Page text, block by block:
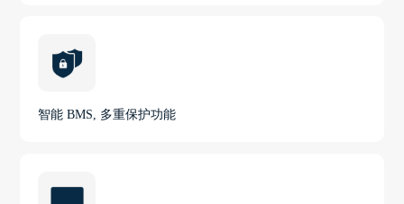
智能 BMS, 多重保护功能